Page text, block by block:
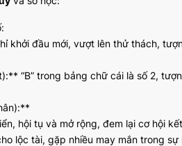
khởi đầu mới, vượt lên thử thách,
“B” trong bảng chữ cái là số 2,
hội tụ và mở rộng, đem lại cơ hội
lộc tài, gặp nhiều may mắn trong